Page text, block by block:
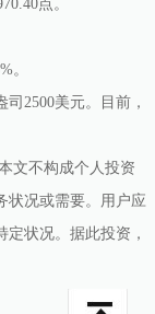
点。
。
2500美元。目前，
文不构成个人投资
状况或需要。用户应
状况。据此投资，